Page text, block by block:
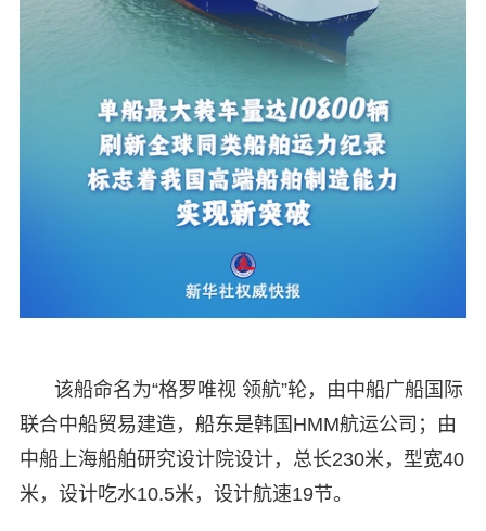
该船命名为“格罗唯视 领航”轮，由中船广船国际
联合中船贸易建造，船东是韩国HMM航运公司；由
中船上海船舶研究设计院设计，总长230米，型宽40
米，设计吃水10.5米，设计航速19节。